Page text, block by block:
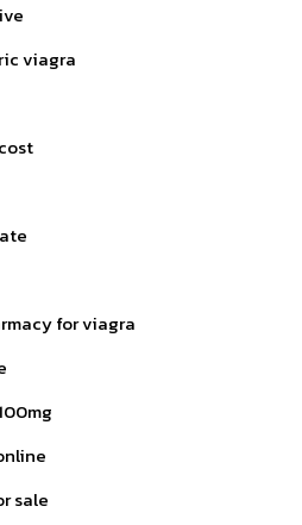
viagra
for viagra
sale